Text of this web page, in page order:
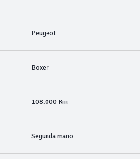
Peugeot
Boxer
108.000 Km
Segunda mano